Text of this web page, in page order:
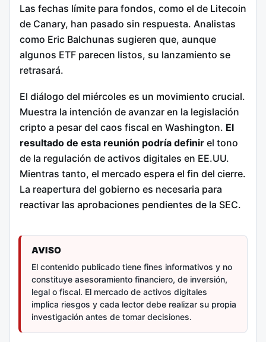
Las fechas límite para fondos, como el de Litecoin
de Canary, han pasado sin respuesta. Analistas
como Eric Balchunas sugieren que, aunque
algunos ETF parecen listos, su lanzamiento se
retrasará.
El diálogo del miércoles es un movimiento crucial.
Muestra la intención de avanzar en la legislación
cripto a pesar del caos fiscal en Washington. El
resultado de esta reunión podría definir el tono
de la regulación de activos digitales en EE.UU.
Mientras tanto, el mercado espera el fin del cierre.
La reapertura del gobierno es necesaria para
reactivar las aprobaciones pendientes de la SEC.
AVISO
El contenido publicado tiene fines informativos y no
constituye asesoramiento financiero, de inversión,
legal o fiscal. El mercado de activos digitales
implica riesgos y cada lector debe realizar su propia
investigación antes de tomar decisiones.